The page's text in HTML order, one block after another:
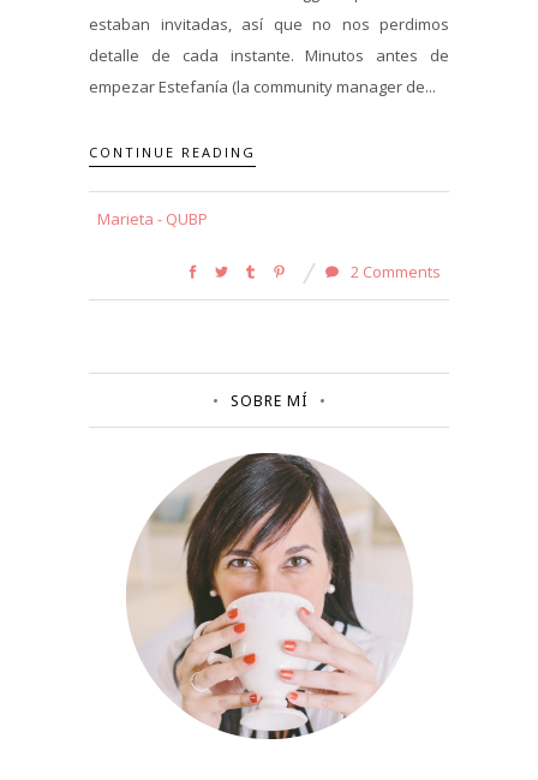
estaban invitadas, así que no nos perdimos
detalle de cada instante. Minutos antes de
empezar Estefanía (la community manager de...
CONTINUE READING
Marieta - QUBP
2 Comments
SOBRE MÍ